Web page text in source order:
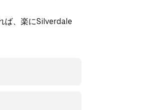
ば、楽にSilverdale